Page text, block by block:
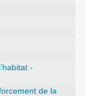
-
de la